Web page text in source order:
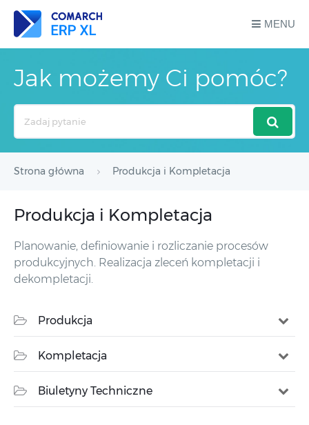
MENU
Jak możemy Ci pomóc?
Strona główna Produkcja i Kompletacja
Produkcja i Kompletacja
Planowanie, definiowanie i rozliczanie procesów
produkcyjnych. Realizacja zleceń kompletacji i
dekompletacji.
Produkcja
Kompletacja
Biuletyny Techniczne